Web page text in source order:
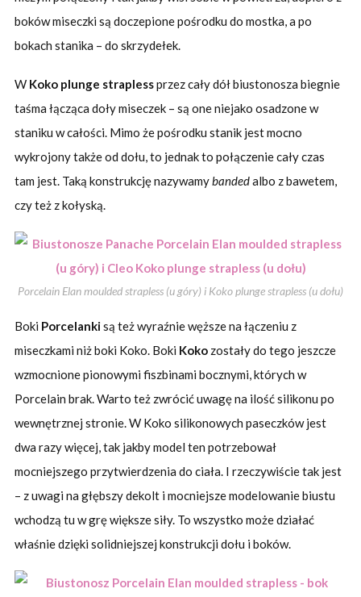
boków miseczki są doczepione pośrodku do mostka, a po
bokach stanika – do skrzydełek.
W Koko plunge straplessprzez cały dół biustonosza biegnie
taśma łącząca doły miseczek – są one niejako osadzone w
staniku w całości. Mimo że pośrodku stanik jest mocno
wykrojony także od dołu, to jednak to połączenie cały czas
tam jest. Taką konstrukcję nazywamybandedalbo z bawetem,
czy też z kołyską.
Porcelain Elan moulded strapless (u góry) i Koko plunge strapless (u dołu)
Boki Porcelankisą też wyraźnie węższe na łączeniu z
miseczkami niż boki Koko. Boki Kokozostały do tego jeszcze
wzmocnione pionowymi fiszbinami bocznymi, których w
Porcelain brak. Warto też zwrócić uwagę na ilość silikonu po
wewnętrznej stronie. W Koko silikonowych paseczków jest
dwa razy więcej, tak jakby model ten potrzebował
mocniejszego przytwierdzenia do ciała. I rzeczywiście tak jest
– z uwagi na głębszy dekolt i mocniejsze modelowanie biustu
wchodzą tu w grę większe siły. To wszystko może działać
właśnie dzięki solidniejszej konstrukcji dołu i boków.